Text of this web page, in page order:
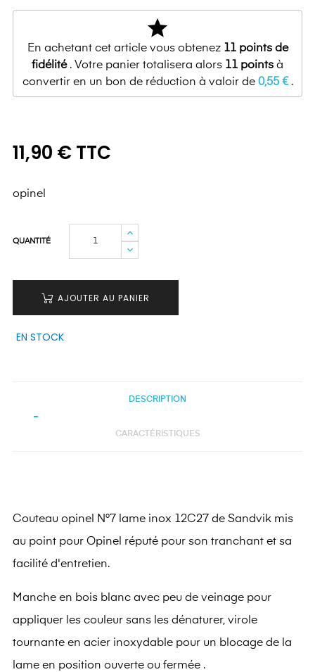
star
En achetant cet article vous obtenez 11points de
fidélité. Votre panier totalisera alors 11 points à
convertir en un bon de réduction à valoir de 0,55 €.
11,90 € TTC
opinel
QUANTITÉ
AJOUTER AU PANIER
EN STOCK
DESCRIPTION
CARACTÉRISTIQUES
Couteau opinel N°7 lame inox 12C27 de Sandvik mis
au point pour Opinel réputé pour son tranchant et sa
facilité d'entretien.
Manche en bois blanc avec peu de veinage pour
appliquer les couleur sans les dénaturer, virole
tournante en acier inoxydable pour un blocage de la
lame en position ouverte ou fermée .